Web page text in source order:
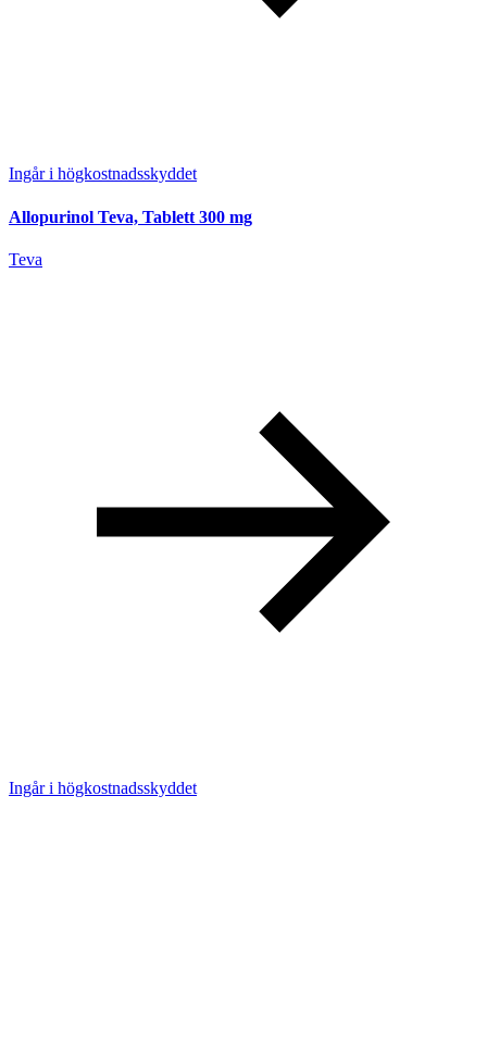
Ingår i högkostnadsskyddet
Allopurinol Teva, Tablett 300 mg
Teva
Ingår i högkostnadsskyddet